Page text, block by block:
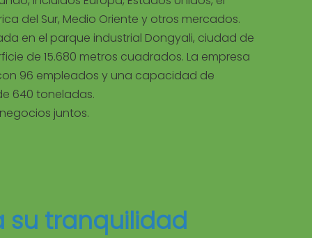
del Sur, Medio Oriente y otros mercados.
en el parque industrial Dongyali, ciudad de
de 15.680 metros cuadrados. La empresa
96 empleados y una capacidad de
640 toneladas.
juntos.
su tranquilidad